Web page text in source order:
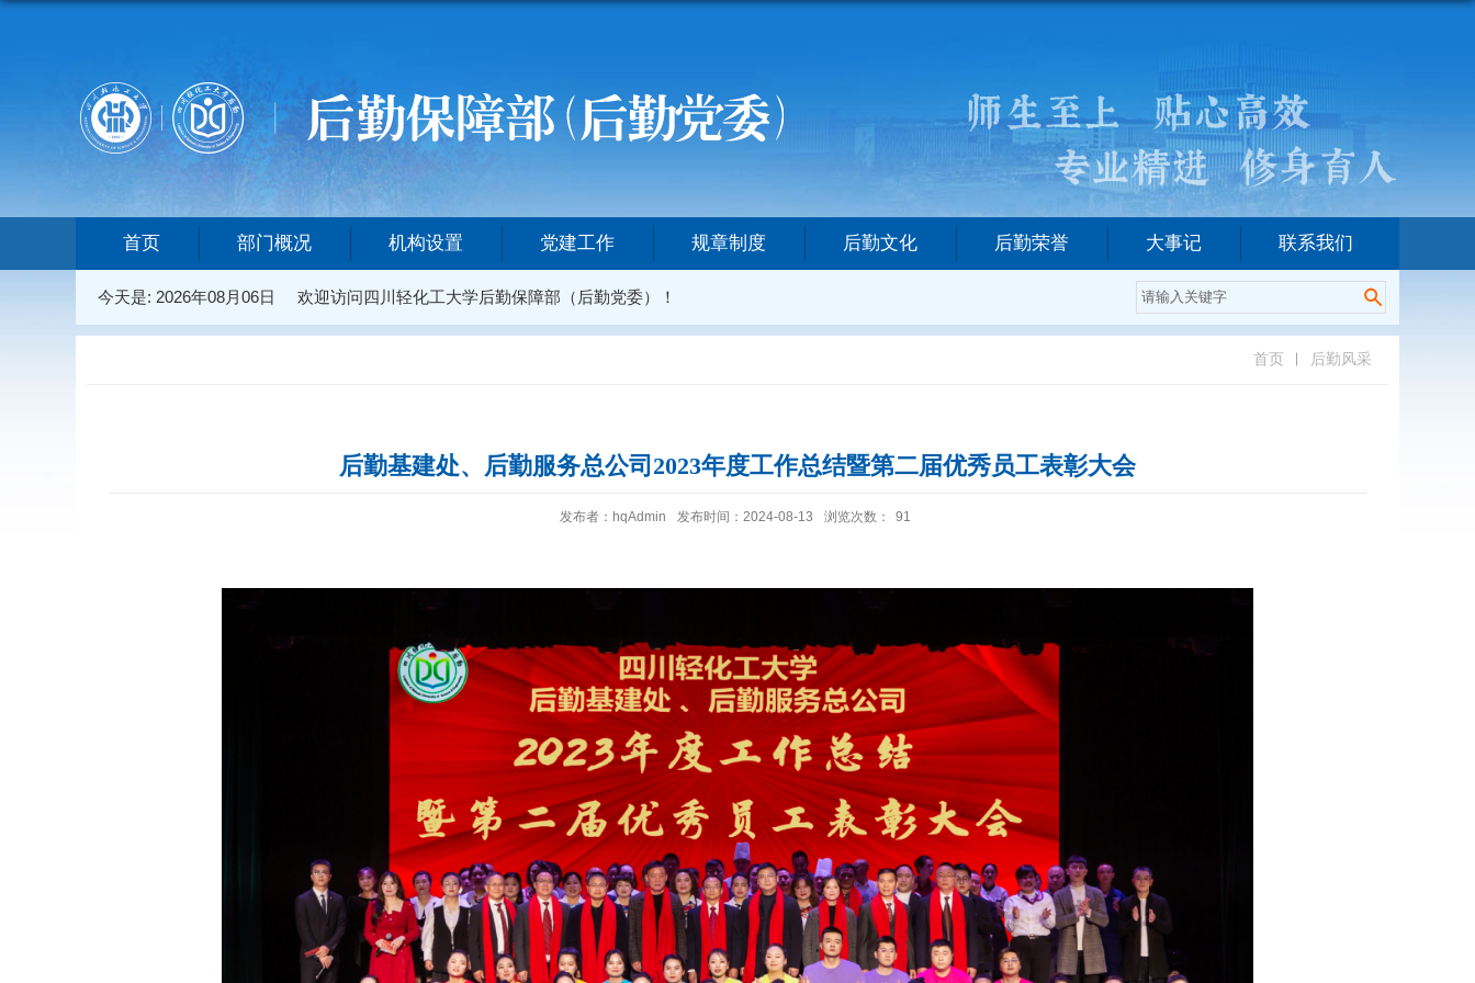
首页 部门概况 机构设置 党建工作 规章制度 后勤文化 后勤荣誉 大事记 联系我们
今天是: 2026年08月06日 欢迎访问四川轻化工大学后勤保障部（后勤党委）！
首页 后勤风采
后勤基建处、后勤服务总公司2023年度工作总结暨第二届优秀员工表彰大会
发布者：hqAdmin 发布时间：2024-08-13 浏览次数： 91